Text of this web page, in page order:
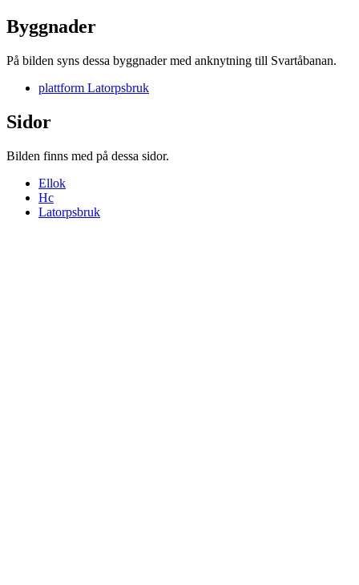
Byggnader
På bilden syns dessa byggnader med anknytning till Svartåbanan.
plattform Latorpsbruk
Sidor
Bilden finns med på dessa sidor.
Ellok
Hc
Latorpsbruk